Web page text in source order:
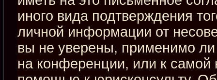
иного вида подтверждения
личной информации от
вы не уверены, применимо
на конференции, или к самой